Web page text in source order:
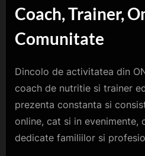
Coach, Trainer,
Comunitate
Dincolo de activitatea din
coach de nutritie si trainer
prezenta constanta si
online, cat si in evenimente,
dedicate familiilor si